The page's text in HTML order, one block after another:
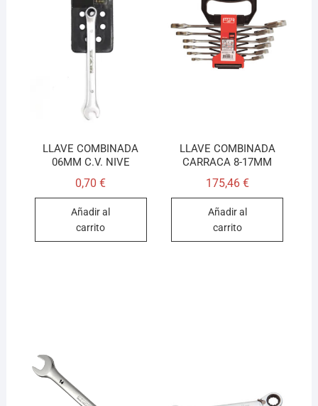
LLAVE COMBINADA
06MM C.V. NIVE
0,70€
Añadir al
carrito
LLAVE COMBINADA
CARRACA 8-17MM
175,46 €
Añadir al
carrito